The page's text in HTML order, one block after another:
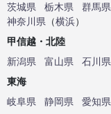
茨城県
栃木県 群馬県
神奈川県 （横浜）
甲信越・北陸
新潟県
富山県 石川県
東海
岐阜県
静岡県 愛知県